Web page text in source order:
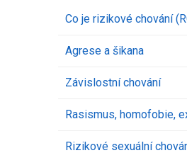
Co je rizikové chování
Agrese a šikana
Závislostní chování
Rasismus, homofobie,
Rizikové sexuální